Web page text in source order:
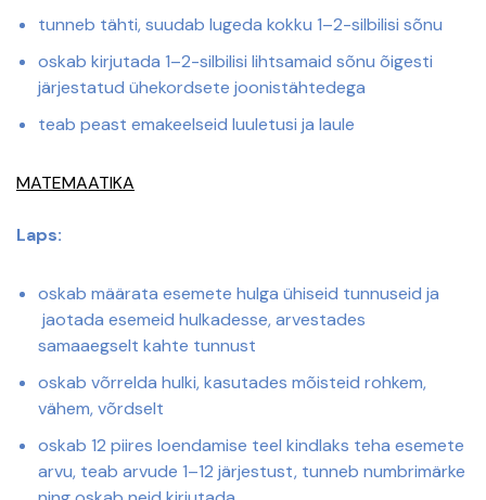
tunneb tähti, suudab lugeda kokku 1–2-silbilisi sõnu
oskab kirjutada 1–2-silbilisi lihtsamaid sõnu õigesti
järjestatud ühekordsete joonistähtedega
teab peast emakeelseid luuletusi ja laule
MATEMAATIKA
Laps:
oskab määrata esemete hulga ühiseid tunnuseid ja
jaotada esemeid hulkadesse, arvestades
samaaegselt kahte tunnust
oskab võrrelda hulki, kasutades mõisteid rohkem,
vähem, võrdselt
oskab 12 piires loendamise teel kindlaks teha esemete
arvu, teab arvude 1–12 järjestust, tunneb numbrimärke